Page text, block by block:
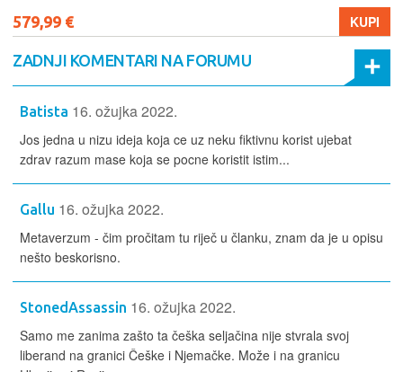
579,99 € KUPI
ZADNJI KOMENTARI NA FORUMU
Batista 16. ožujka 2022.
Jos jedna u nizu ideja koja ce uz neku fiktivnu korist ujebat
zdrav razum mase koja se pocne koristit istim...
Gallu 16. ožujka 2022.
Metaverzum - čim pročitam tu riječ u članku, znam da je u opisu
nešto beskorisno.
StonedAssassin 16. ožujka 2022.
Samo me zanima zašto ta češka seljačina nije stvrala svoj
liberand na granici Češke i Njemačke. Može i na granicu